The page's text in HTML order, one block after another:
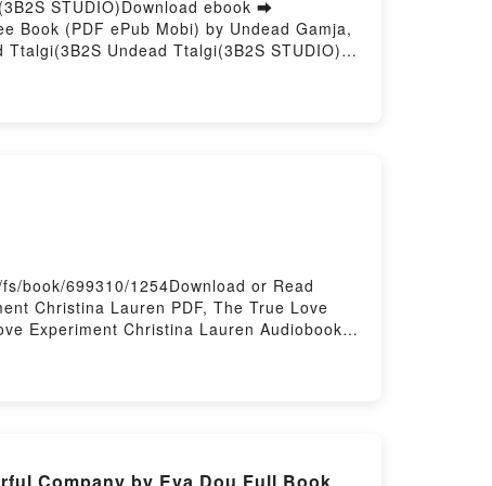
STUDIO)Download ebook ➡
Book (PDF ePub Mobi) by Undead Gamja,
Undead Ttalgi(3B2S STUDIO)
Gamja, Undead Ttalgi(3B2S Undead
book/699310/1254Download or Read
Christina Lauren PDF, The True Love
Experiment Christina Lauren Audiobook,